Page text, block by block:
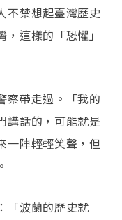
不禁想起臺灣歷史
這樣的「恐懼」
察帶走過。「我的
講話的，可能就是
一陣輕輕笑聲，但
「波蘭的歷史就